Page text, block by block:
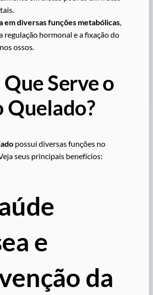
em diversas funções metabólicas,
regulação hormonal e a fixação do
ossos.
Que Serve o
Quelado?
possui diversas funções no
seus principais benefícios:
e
da